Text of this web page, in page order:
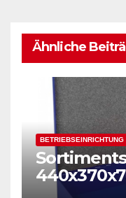
Ähnliche
BETRIEBSEINRICHTUNG